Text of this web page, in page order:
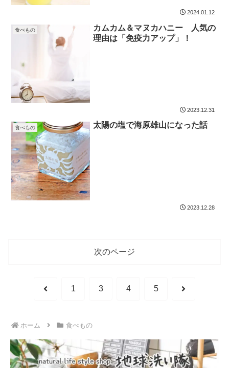
2024.01.12
食べもの
カムカム＆マヌカハニー 人気の
理由は「免疫力アップ」！
2023.12.31
食べもの 太陽の塩で海原雄山になった話
2023.12.28
次のページ
前 1 3 4 5 次
ホーム 食べもの